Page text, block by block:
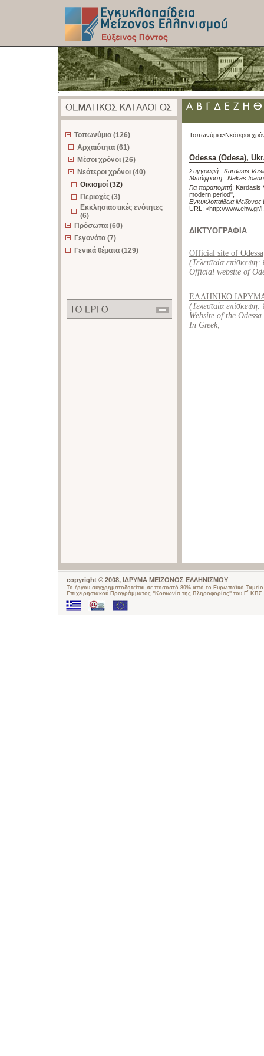
Τοπωνύμια (126)
Αρχαιότητα (61)
Μέσοι χρόνοι (26)
Νεότεροι χρόνοι (40)
Οικισμοί (32)
Περιοχές (3)
Εκκλησιαστικές ενότητες
(6)
Πρόσωπα (60)
Γεγονότα (7)
Γενικά θέματα (129)
Τοπωνύμια>Νεότεροι
Odessa (Odesa),
Συγγραφή : Kardasis
Μετάφραση : Nakas
Για παραπομπή: Kardasis
modern period"
Εγκυκλοπαίδεια
URL: <http://www.ehw.gr/
ΔΙΚΤΥΟΓΡΑΦΙΑ
Official site of Odessa
(Τελευταία επίσκεψη:
Official website of
ΕΛΛΗΝΙΚΟ
(Τελευταία επίσκεψη:
Website of the
In Greek,
copyright © 2008, ΙΔΡΥΜΑ ΜΕΙΖΟΝΟΣ ΕΛΛΗΝΙΣΜΟΥ
Το έργου συγχρηματοδοτείται σε ποσοστό 80% από το Ευρωπαϊκό
Επιχειρησιακού Προγράμματος "Κοινωνία της Πληροφορίας" του Γ΄ ΚΠΣ.